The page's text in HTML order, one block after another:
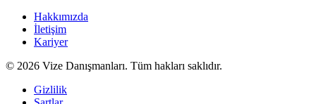
Hakkımızda
İletişim
Kariyer
© 2026 Vize Danışmanları. Tüm hakları saklıdır.
Gizlilik